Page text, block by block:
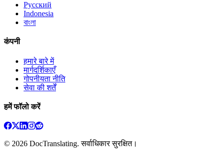
Русский
Indonesia
বাংলা
कंपनी
हमारे बारे में
मार्गदर्शिकाएँ
गोपनीयता नीति
सेवा की शर्तें
हमें फॉलो करें
© 2026 DocTranslating. सर्वाधिकार सुरक्षित।